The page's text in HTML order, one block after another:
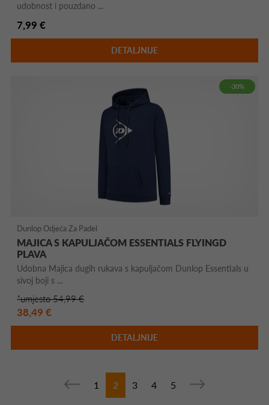
udobnost i pouzdano ...
7,99 €
DETALJNIJE
-30%
Dunlop Odjeća Za Padel
MAJICA S KAPULJAČOM ESSENTIALS FLYINGD
PLAVA
Udobna Majica dugih rukava s kapuljačom Dunlop Essentials u
sivoj boji s ...
*umjesto 54,99 €
38,49 €
DETALJNIJE
1 2 3 4 5